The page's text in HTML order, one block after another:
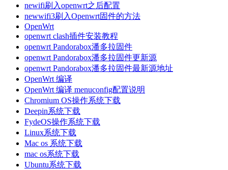
newifi刷入openwrt之后配置
newwifi3刷入Openwrt固件的方法
OpenWrt
openwrt clash插件安装教程
openwrt Pandorabox潘多拉固件
openwrt Pandorabox潘多拉固件更新源
openwrt Pandorabox潘多拉固件最新源地址
OpenWrt 编译
OpenWrt 编译 menuconfig配置说明
Chromium OS操作系统下载
Deepin系统下载
FydeOS操作系统下载
Linux系统下载
Mac os 系统下载
mac os系统下载
Ubuntu系统下载